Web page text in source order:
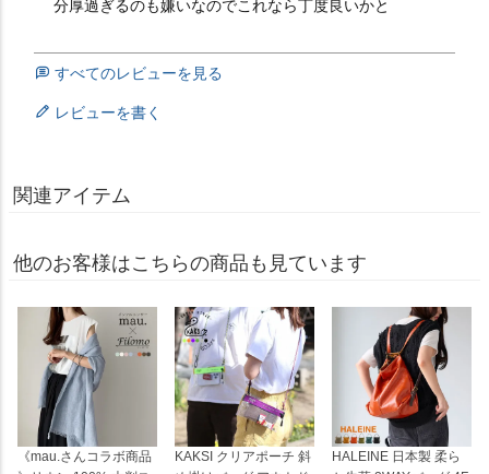
分厚過ぎるのも嫌いなのでこれなら丁度良いかと
すべてのレビューを見る
レビューを書く
関連アイテム
他のお客様はこちらの商品も見ています
《mau.さんコラボ商品
KAKSI クリアポーチ 斜
HALEINE 日本製 柔ら